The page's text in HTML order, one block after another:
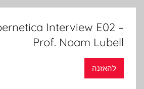
Interview E02 –
Prof. Noam Lubell
להאזנה